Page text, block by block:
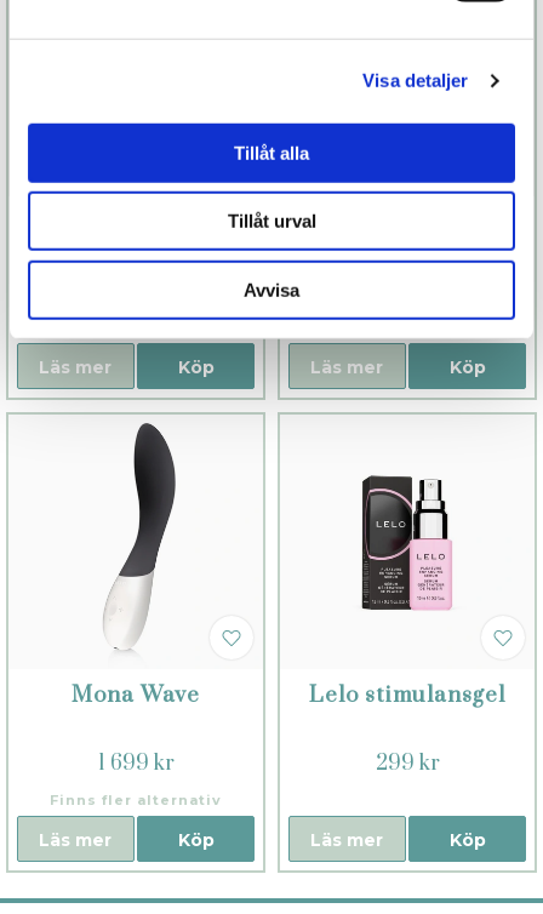
Visa detaljer
Tillåt alla
Tillåt urval
Avvisa
Köp
Läs mer
glidmedel
Köp
Läs mer
Mona Wave
1 699 kr
Finns fler alternativ
Köp
Läs mer
Lelo stimulansgel
299 kr
Köp
Läs mer